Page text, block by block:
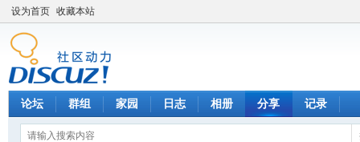
设为首页 收藏本站
论坛 群组 家园 日志 相册 分享 记录